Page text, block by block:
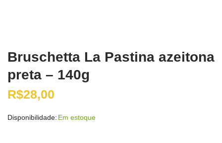
Bruschetta La Pastina azeitona
preta – 140g
R$28,00
Disponibilidade: Em estoque